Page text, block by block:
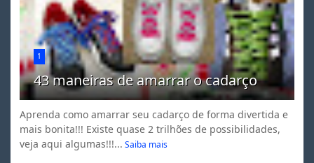
1
43 maneiras de amarrar o cadarço
Aprenda como amarrar seu cadarço de forma divertida e
mais bonita!!! Existe quase 2 trilhões de possibilidades,
veja aqui algumas!!!... Saiba mais